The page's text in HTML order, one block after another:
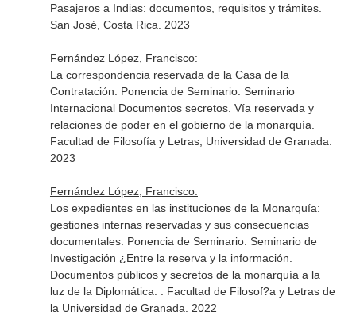
Pasajeros a Indias: documentos, requisitos y trámites.
San José, Costa Rica. 2023
Fernández López, Francisco:
La correspondencia reservada de la Casa de la
Contratación. Ponencia de Seminario. Seminario
Internacional Documentos secretos. Vía reservada y
relaciones de poder en el gobierno de la monarquía.
Facultad de Filosofía y Letras, Universidad de Granada.
2023
Fernández López, Francisco:
Los expedientes en las instituciones de la Monarquía:
gestiones internas reservadas y sus consecuencias
documentales. Ponencia de Seminario. Seminario de
Investigación ¿Entre la reserva y la información.
Documentos públicos y secretos de la monarquía a la
luz de la Diplomática. . Facultad de Filosof?a y Letras de
la Universidad de Granada. 2022